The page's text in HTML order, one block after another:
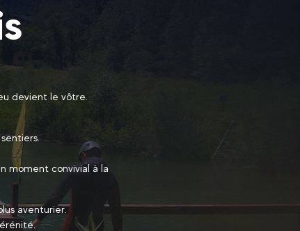
devient le vôtre.
moment convivial à la
aventurier.